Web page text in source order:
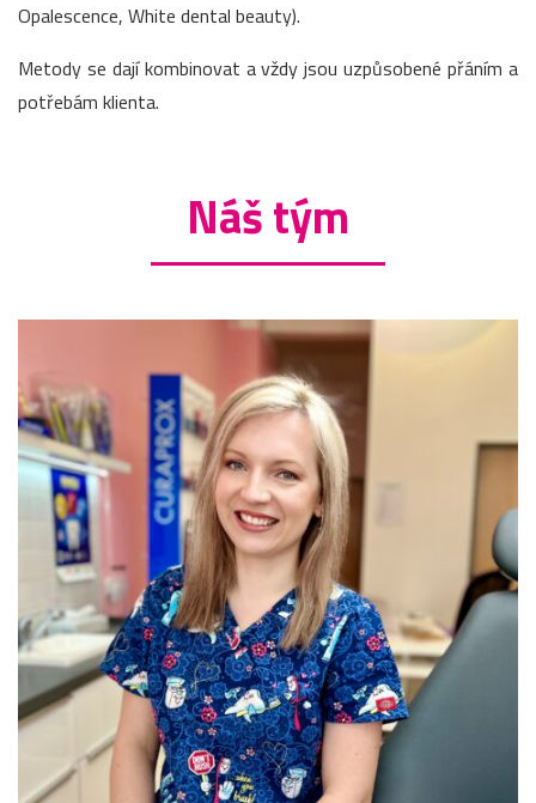
Opalescence, White dental beauty).
Metody se dají kombinovat a vždy jsou uzpůsobené přáním a
potřebám klienta.
Náš tým